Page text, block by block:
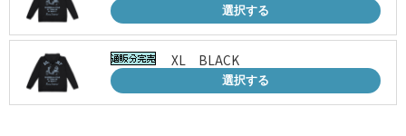
選択する
XL BLACK
選択する